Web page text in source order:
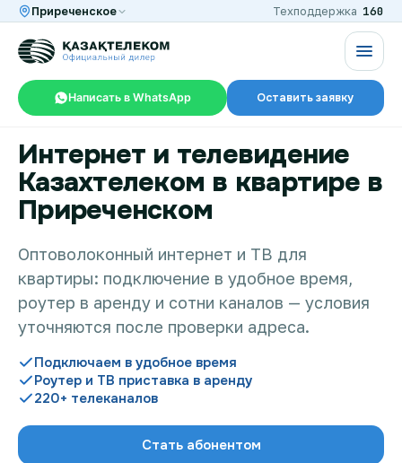
Приреченское Техподдержка 160
Написать в WhatsApp Оставить заявку
Интернет и ТВ в частном доме
TV+
Интернет и телевидение
Казахтелеком в квартире в
Приреченском
Оптоволоконный интернет и ТВ для
квартиры: подключение в удобное время,
роутер в аренду и сотни каналов — условия
уточняются после проверки адреса.
Подключаем в удобное время
Роутер и ТВ приставка в аренду
220+ телеканалов
Стать абонентом